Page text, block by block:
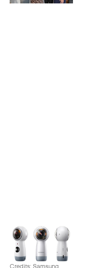
Credits: Samsung